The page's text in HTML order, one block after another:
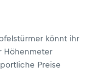
könnt ihr
Höhenmeter
Preise